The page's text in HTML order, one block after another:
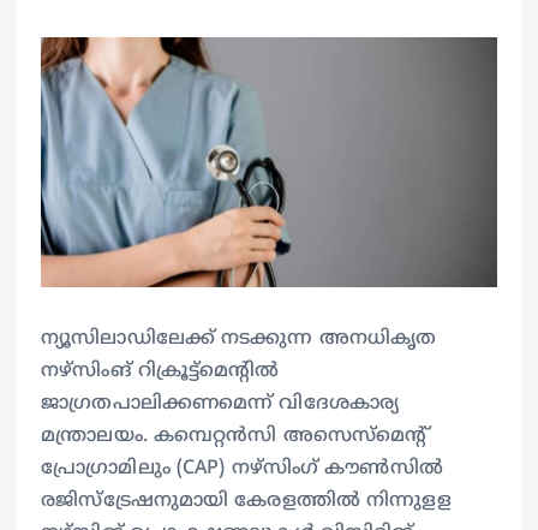
ന്യൂസിലാഡിലേക്ക് നടക്കുന്ന അനധികൃത
നഴ്സിംങ് റിക്രൂട്ട്മെന്റിൽ
ജാഗ്രതപാലിക്കണമെന്ന് വിദേശകാര്യ
മന്ത്രാലയം. കമ്പെറ്റൻസി അസെസ്മെന്റ്
പ്രോഗ്രാമിലും (CAP) നഴ്സിംഗ് കൗൺസിൽ
രജിസ്ട്രേഷനുമായി കേരളത്തിൽ നിന്നുളള